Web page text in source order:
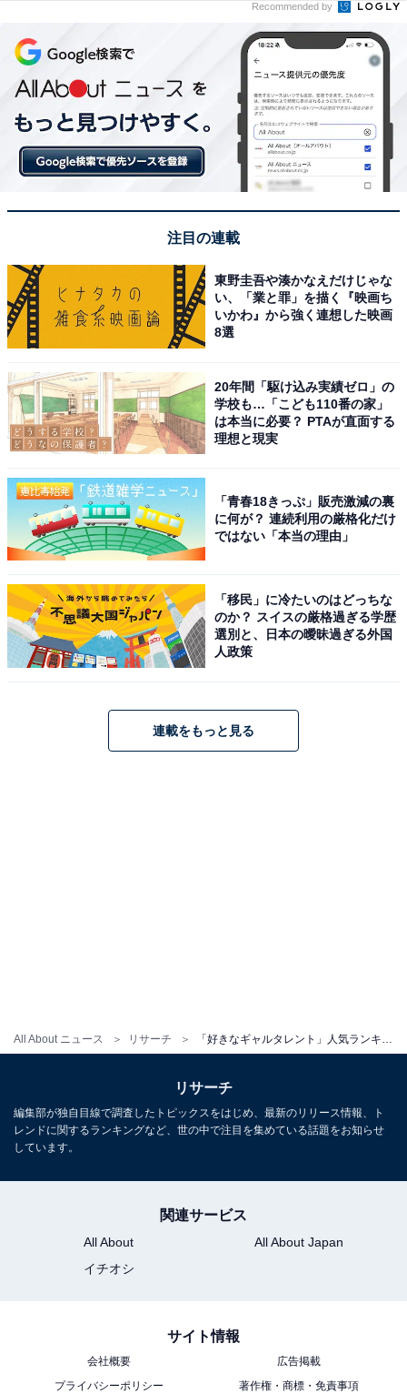
All About ニュース リサーチ
View this post on Instagram
A post shared by みちょぱ(池田美優) (@michopa1030)
1位に選ばれたのは、みちょぱこと池田美優さんでし
た。雑誌『Popteen』（角川春樹事務所）の専属モデル
を務め、“10代が選ぶカリスマモデル”などに選出された
ことも！ 多くのファッションショーに出演し、圧倒的な
回答者の中には「見た目とは違う、しっかりしているイ
感を持っている声も集まっています。
＞9位までの全ランキング結果を見る
※回答者のコメントは原文ママです
「美人だと思うギャルタレント」ランキング！ 2位「ゆ
きぽよ」を抑えた1位とは？
Recommended by
注目の連載
東野圭吾や湊かなえだけじゃな
い、「業と罪」を描く『映画ち
いかわ』から強く連想した映画
8選
20年間「駆け込み実績ゼロ」の
学校も…「こども110番の家」
は本当に必要？ PTAが直面する
理想と現実
「青春18きっぷ」販売激減の裏
に何が？ 連続利用の厳格化だけ
ではない「本当の理由」
「移民」に冷たいのはどっちな
のか？ スイスの厳格過ぎる学歴
選別と、日本の曖昧過ぎる外国
人政策
連載をもっと見る
リサーチ
編集部が独自目線で調査したトピックスをはじめ、最新のリリース情報、ト
レンドに関するランキングなど、世の中で注目を集めている話題をお知らせ
しています。
関連サービス
All About
All About Japan
イチオシ
サイト情報
会社概要
広告掲載
プライバシーポリシー
著作権・商標・免責事項